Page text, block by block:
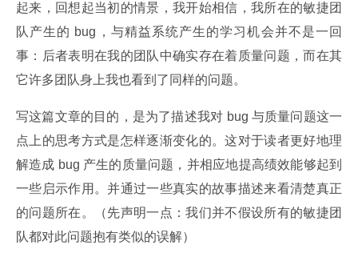
起来，回想起当初的情景，我开始相信，我所在的敏捷团
队产生的 bug，与精益系统产生的学习机会并不是一回
事：后者表明在我的团队中确实存在着质量问题，而在其
它许多团队身上我也看到了同样的问题。
写这篇文章的目的，是为了描述我对 bug 与质量问题这一
点上的思考方式是怎样逐渐变化的。这对于读者更好地理
解造成 bug 产生的质量问题，并相应地提高绩效能够起到
一些启示作用。并通过一些真实的故事描述来看清楚真正
的问题所在。（先声明一点：我们并不假设所有的敏捷团
队都对此问题抱有类似的误解）